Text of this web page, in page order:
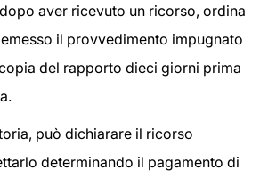
aver ricevuto un ricorso, ordina
il provvedimento impugnato
del rapporto dieci giorni prima
può dichiarare il ricorso
determinando il pagamento di